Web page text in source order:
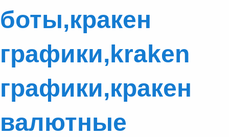
боты,кракен
графики,kraken
графики,кракен
валютные